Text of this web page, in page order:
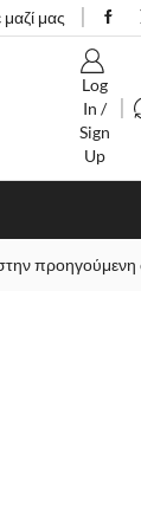
μας
Log
In /
Sign
Up
προηγούμενη